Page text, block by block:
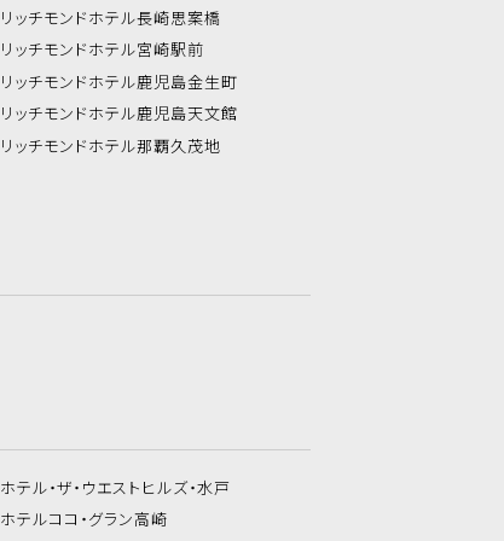
リッチモンドホテル長崎思案橋
リッチモンドホテル宮崎駅前
リッチモンドホテル鹿児島金生町
リッチモンドホテル鹿児島天文館
リッチモンドホテル那覇久茂地
ホテル・ザ・ ウエストヒルズ・水戸
ホテルココ・グラン高崎